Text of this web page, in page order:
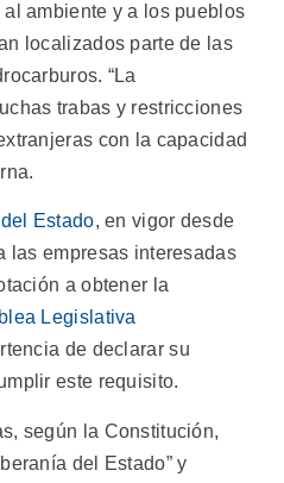
ambiente y a los pueblos
localizados parte de las
“La
trabas y restricciones
con la capacidad
Estado, en vigor desde
las empresas interesadas
a obtener la
Legislativa
de declarar su
este requisito.
según la Constitución,
del Estado” y